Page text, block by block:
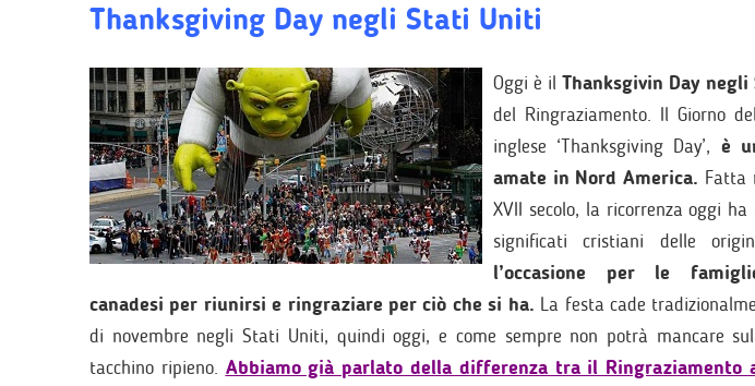
Thanksgiving Day negli Stati Uniti
Oggi è ilThanksgivin Day
del Ringraziamento. Il Giorno
inglese ‘Thanksgiving Day’, è
amate in Nord America. Fatta
XVII secolo, la ricorrenza oggi
significati cristiani delle
l’occasione per le
canadesi per riunirsi e ringraziare per ciò che si ha. La festa cade
di novembre negli Stati Uniti, quindi oggi, e come sempre non potrà mancare
tacchino ripieno. Abbiamo già parlato della differenza tra il Ringraziamento